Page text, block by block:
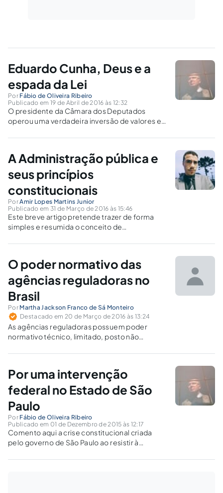
Eduardo Cunha, Deus e a
espada da Lei
Por Fábio de Oliveira Ribeiro
Publicado em 19 de Abril de 2016 às 12:32
O presidente da Câmara dos Deputados
operou uma verdadeira inversão de valores e
parlamentar desafiou abertamente a
A Administração pública e
seus princípios
constitucionais
PorAmir Lopes Martins Junior
Publicado em 31 de Março de 2016 às 15:46
Este breve artigo pretende trazer de forma
simples e resumida o conceito de
dos Princípios Constitucionais previsto no art.
Administração.
O poder normativo das
agências reguladoras no
Brasil
Por Martha Jackson Franco de Sá Monteiro
Destacado em 20 de Março de 2016 às 13:24
As agências reguladoras possuem poder
normativo técnico, limitado, posto não
novas obrigações e regras de conduta de
da legalidade.
Por uma intervenção
federal no Estado de São
Paulo
Por Fábio de Oliveira Ribeiro
Publicado em 01 de Dezembro de 2015 às 12:17
Comento aqui a crise constitucional criada
pelo governo de São Paulo ao resistir à
reintegração de posse das escolas ocupadas